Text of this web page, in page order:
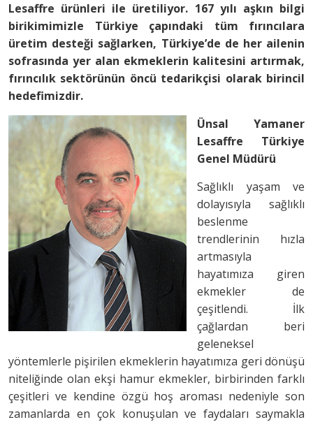
Lesaffre ürünleri ile üretiliyor. 167 yılı aşkın bilgi
birikimimizle Türkiye çapındaki tüm fırıncılara
üretim desteği sağlarken, Türkiye’de de her ailenin
sofrasında yer alan ekmeklerin kalitesini artırmak,
fırıncılık sektörünün öncü tedarikçisi olarak birincil
hedefimizdir.
Ünsal Yamaner
Lesaffre Türkiye
Genel Müdürü
Sağlıklı yaşam ve
dolayısıyla sağlıklı
beslenme
trendlerinin hızla
artmasıyla
hayatımıza giren
ekmekler de
çeşitlendi. İlk
çağlardan beri
geleneksel
yöntemlerle pişirilen ekmeklerin hayatımıza geri dönüşü
niteliğinde olan ekşi hamur ekmekler, birbirinden farklı
çeşitleri ve kendine özgü hoş aroması nedeniyle son
zamanlarda en çok konuşulan ve faydaları saymakla